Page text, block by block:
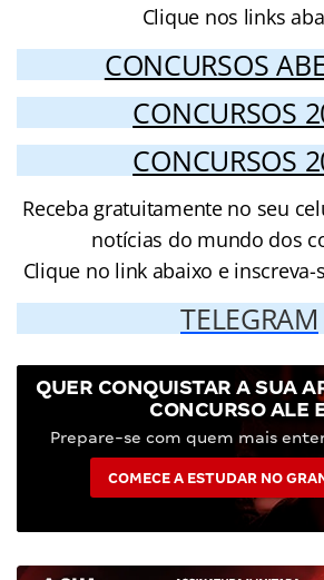
Clique nos links
CONCURSOS
CONCURSOS
CONCURSOS
Receba gratuitamente no seu
notícias do mundo dos
Clique no link abaixo e
TELEGRAM
QUER CONQUISTAR A SUA
CONCURSO ALE
Prepare-se com quem mais
COMECE A ESTUDAR NO